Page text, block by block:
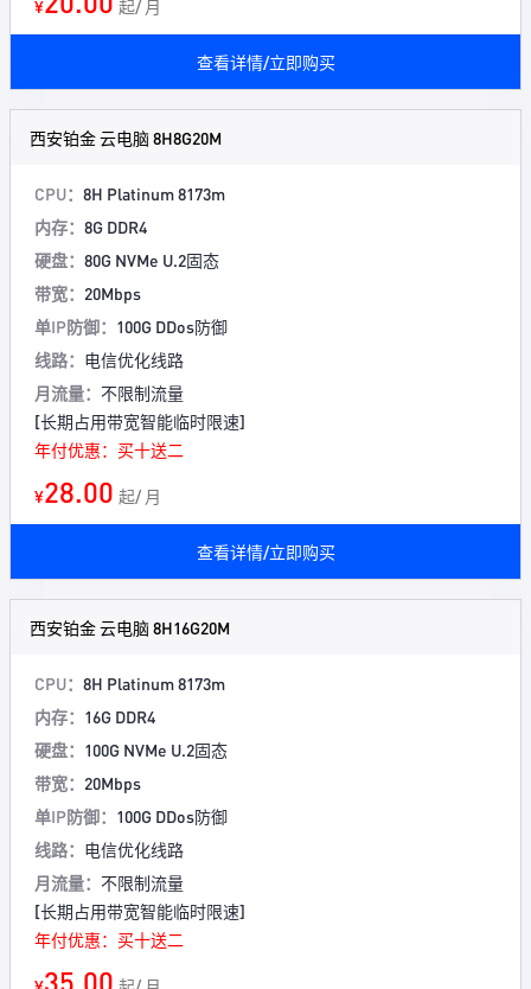
¥ 起/ 月
查看详情/立即购买
西安铂金 云电脑 8H8G20M
CPU： 8H Platinum 8173m
内存： 8G DDR4
硬盘： 80G NVMe U.2固态
带宽： 20Mbps
单IP防御： 100G DDos防御
线路： 电信优化线路
月流量： 不限制流量
[长期占用带宽智能临时限速]
年付优惠：买十送二
¥28.00 起/ 月
查看详情/立即购买
西安铂金 云电脑 8H16G20M
CPU： 8H Platinum 8173m
内存： 16G DDR4
硬盘： 100G NVMe U.2固态
带宽： 20Mbps
单IP防御： 100G DDos防御
线路： 电信优化线路
月流量： 不限制流量
[长期占用带宽智能临时限速]
年付优惠：买十送二
35.00